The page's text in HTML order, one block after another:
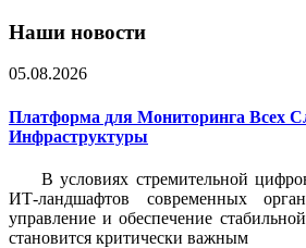
Наши новости
05.08.2026
Платформа для Мониторинга Всех
Инфраструктуры
В условиях стремительной
ИТ-ландшафтов современных
управление и обеспечение
становится критически важным